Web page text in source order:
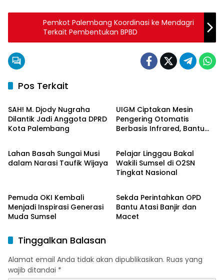
Pemkot Palembang Koordinasi ke Mendagri
Terkait Pembentukan BPBD
Pos Terkait
Palembang
SAH! M. Djody Nugraha
Dilantik Jadi Anggota DPRD
Kota Palembang
UIGM Ciptakan Mesin
Pengering Otomatis
Berbasis Infrared, Bantu
Palembang
Lahan Basah Sungai Musi
dalam Narasi Taufik Wijaya
Berita Daerah
Pelajar Linggau Bakal
Wakili Sumsel di O2SN
Tingkat Nasional
Pemuda OKI Kembali
Menjadi Inspirasi Generasi
Muda Sumsel
Palembang
Sekda Perintahkan OPD
Bantu Atasi Banjir dan
Macet
Tinggalkan Balasan
Alamat email Anda tidak akan dipublikasikan. Ruas yang
wajib ditandai *